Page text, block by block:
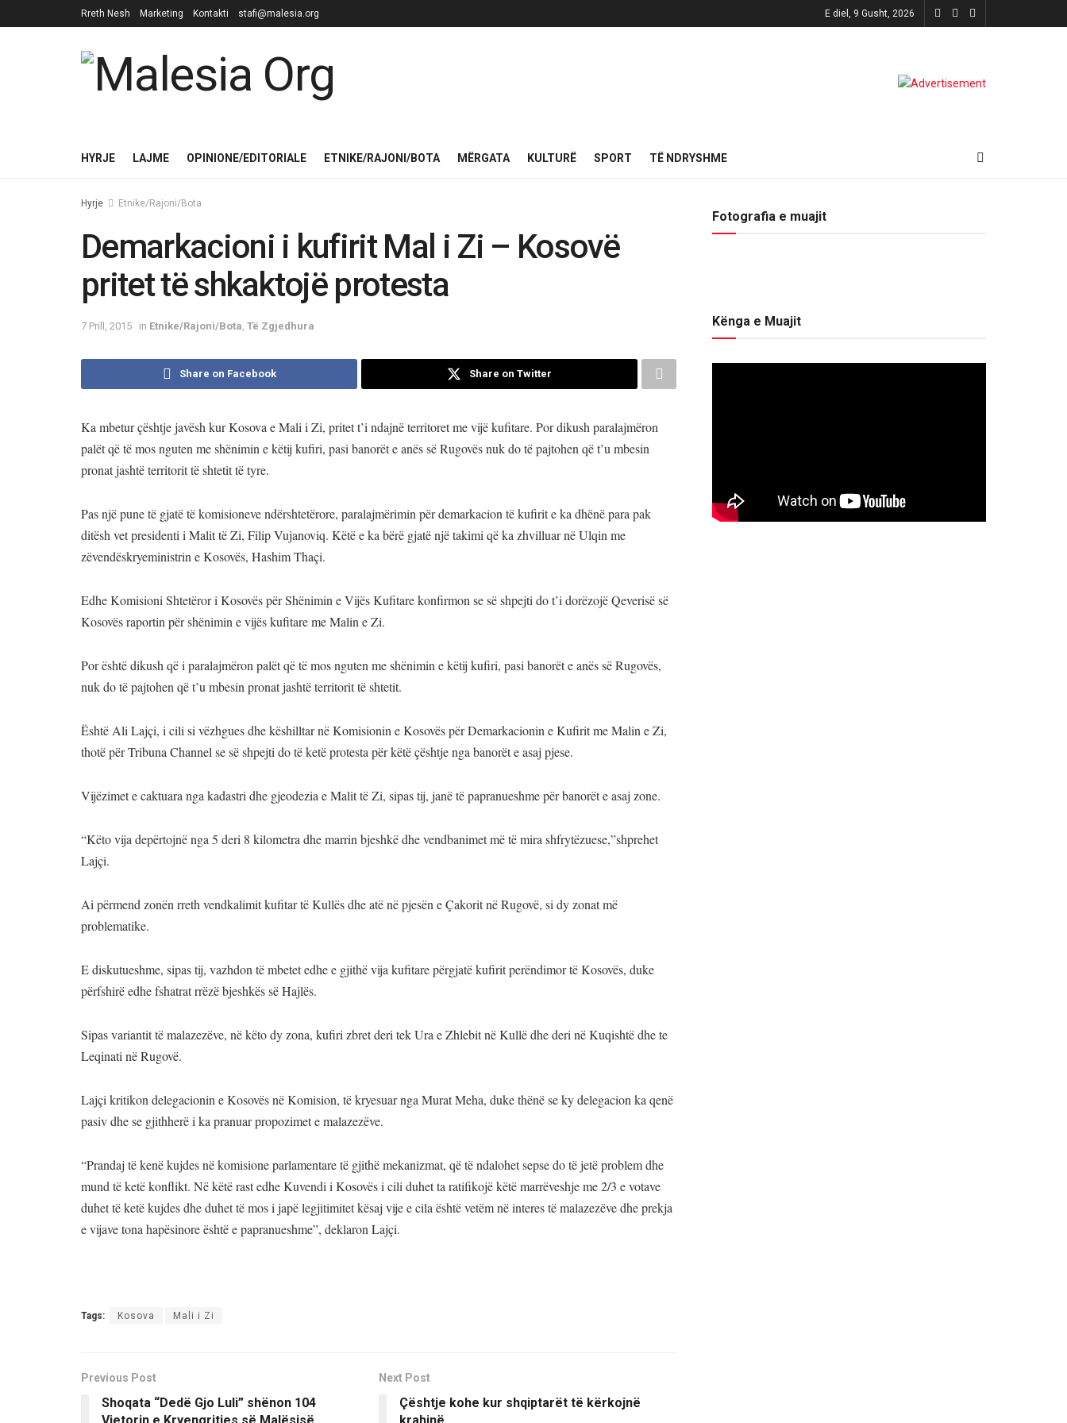
Rreth Nesh Marketing Kontakti stafi@malesia.org E diel, 9 Gusht, 2026
HYRJE LAJME OPINIONE/EDITORIALE ETNIKE/RAJONI/BOTA MËRGATA KULTURË SPORT TË NDRYSHME
Hyrje Etnike/Rajoni/Bota
Demarkacioni i kufirit Mal i Zi – Kosovë
pritet të shkaktojë protesta
7 Prill, 2015 in Etnike/Rajoni/Bota Të Zgjedhura
Share on Facebook Share on Twitter
Ka mbetur çështje javësh kur Kosova e Mali i Zi, pritet t’i ndajnë territoret me vijë kufitare. Por dikush paralajmëron
palët që të mos nguten me shënimin e këtij kufiri, pasi banorët e anës së Rugovës nuk do të pajtohen që t’u mbesin
pronat jashtë territorit të shtetit të tyre.
Pas një pune të gjatë të komisioneve ndërshtetërore, paralajmërimin për demarkacion të kufirit e ka dhënë para pak
ditësh vet presidenti i Malit të Zi, Filip Vujanoviq. Këtë e ka bërë gjatë një takimi që ka zhvilluar në Ulqin me
zëvendëskryeministrin e Kosovës, Hashim Thaçi.
Edhe Komisioni Shtetëror i Kosovës për Shënimin e Vijës Kufitare konfirmon se së shpejti do t’i dorëzojë Qeverisë së
Kosovës raportin për shënimin e vijës kufitare me Malin e Zi.
Por është dikush që i paralajmëron palët që të mos nguten me shënimin e këtij kufiri, pasi banorët e anës së Rugovës,
nuk do të pajtohen që t’u mbesin pronat jashtë territorit të shtetit.
Është Ali Lajçi, i cili si vëzhgues dhe këshilltar në Komisionin e Kosovës për Demarkacionin e Kufirit me Malin e Zi,
thotë për Tribuna Channel se së shpejti do të ketë protesta për këtë çështje nga banorët e asaj pjese.
Vijëzimet e caktuara nga kadastri dhe gjeodezia e Malit të Zi, sipas tij, janë të papranueshme për banorët e asaj zone.
“Këto vija depërtojnë nga 5 deri 8 kilometra dhe marrin bjeshkë dhe vendbanimet më të mira shfrytëzuese,”shprehet
Lajçi.
Ai përmend zonën rreth vendkalimit kufitar të Kullës dhe atë në pjesën e Çakorit në Rugovë, si dy zonat më
problematike.
E diskutueshme, sipas tij, vazhdon të mbetet edhe e gjithë vija kufitare përgjatë kufirit perëndimor të Kosovës, duke
përfshirë edhe fshatrat rrëzë bjeshkës së Hajlës.
Sipas variantit të malazezëve, në këto dy zona, kufiri zbret deri tek Ura e Zhlebit në Kullë dhe deri në Kuqishtë dhe te
Leqinati në Rugovë.
Lajçi kritikon delegacionin e Kosovës në Komision, të kryesuar nga Murat Meha, duke thënë se ky delegacion ka qenë
pasiv dhe se gjithherë i ka pranuar propozimet e malazezëve.
“Prandaj të kenë kujdes në komisione parlamentare të gjithë mekanizmat, që të ndalohet sepse do të jetë problem dhe
mund të ketë konflikt. Në këtë rast edhe Kuvendi i Kosovës i cili duhet ta ratifikojë këtë marrëveshje me 2/3 e votave
duhet të ketë kujdes dhe duhet të mos i japë legjitimitet kësaj vije e cila është vetëm në interes të malazezëve dhe prekja
e vijave tona hapësinore është e papranueshme”, deklaron Lajçi.
Tags: Kosova Mali i Zi
Previous Post
Shoqata “Dedë Gjo Luli” shënon 104
Next Post
Çështje kohe kur shqiptarët të kërkojnë
Fotografia e muajit
Kënga e Muajit